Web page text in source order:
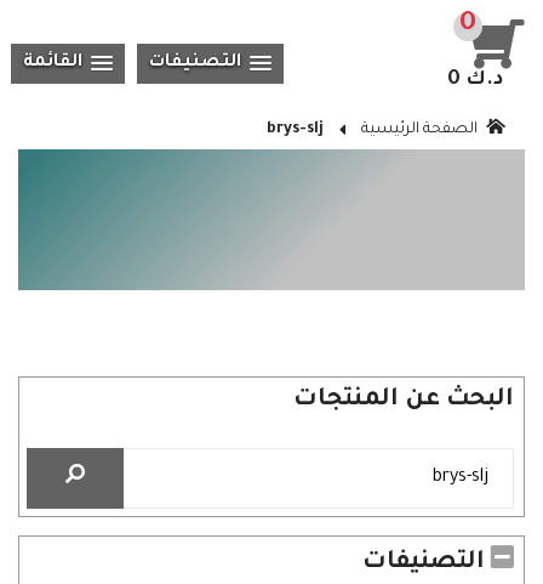
0
0 د.ك
القائمة التصنيفات
الصفحة الرئيسية brys-slj
البحث عن المنتجات
التصنيفات